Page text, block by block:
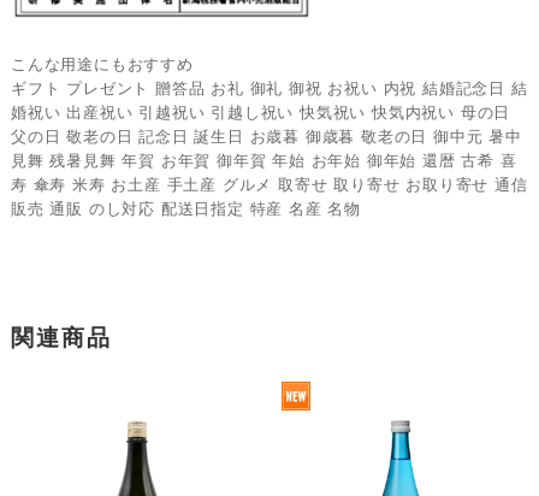
こんな用途にもおすすめ
ギフト プレゼント 贈答品 お礼 御礼 御祝 お祝い 内祝 結婚記念日 結
婚祝い 出産祝い 引越祝い 引越し祝い 快気祝い 快気内祝い 母の日
父の日 敬老の日 記念日 誕生日 お歳暮 御歳暮 敬老の日 御中元 暑中
見舞 残暑見舞 年賀 お年賀 御年賀 年始 お年始 御年始 還暦 古希 喜
寿 傘寿 米寿 お土産 手土産 グルメ 取寄せ 取り寄せ お取り寄せ 通信
販売 通販 のし対応 配送日指定 特産 名産 名物
関連商品